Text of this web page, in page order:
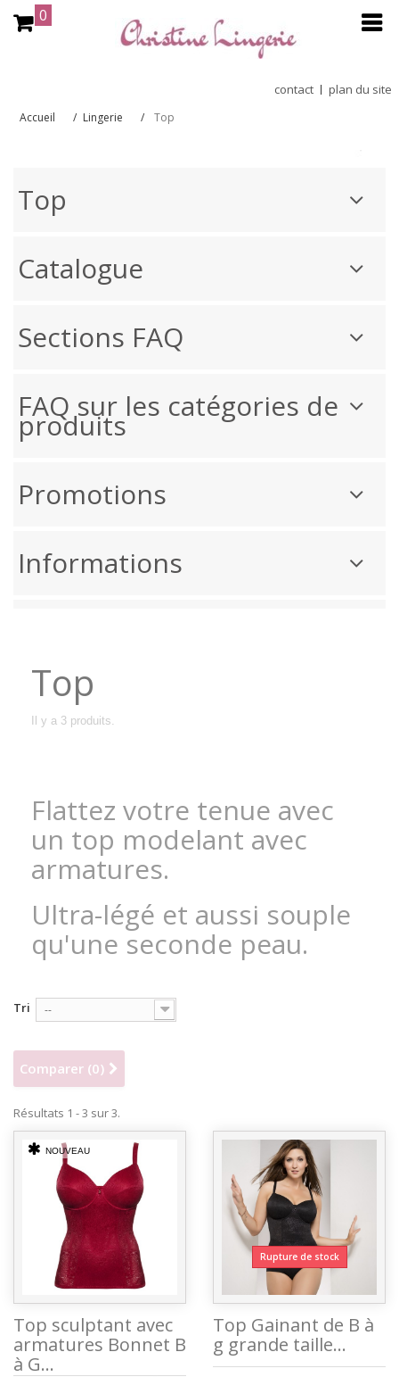
0
contact plan du site
Accueil Lingerie Top
Top
Catalogue
Sections FAQ
FAQ sur les catégories de
produits
Promotions
Informations
Top
Il y a 3 produits.
Flattez votre tenue avec
un top modelant avec
armatures.
Ultra-légé et aussi souple
qu'une seconde peau.
Tri --
Comparer (0)
Résultats 1 - 3 sur 3.
NOUVEAU
Top sculptant avec
armatures Bonnet B
à G...
Rupture de stock
Top Gainant de B à
g grande taille...